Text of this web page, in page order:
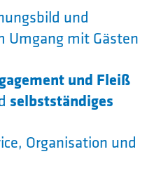
und
Umgang mit Gästen
und Fleiß
selbstständiges
Organisation und